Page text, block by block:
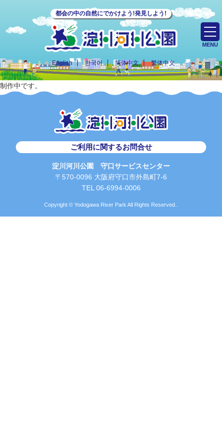
都会の中の自然にでかけよう!発見しよう!
English 한국어 简体中文 繁体中文
MENU
制作中です。
ご利用に関するお問合せ
淀川河川公園 守口サービスセンター
〒570-0096 大阪府守口市外島町7-6
TEL 06-6994-0006
Copyright © Yodogawa River Park All Rights Reserved..